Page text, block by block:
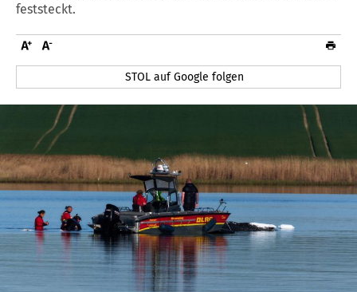
feststeckt.
STOL auf Google folgen